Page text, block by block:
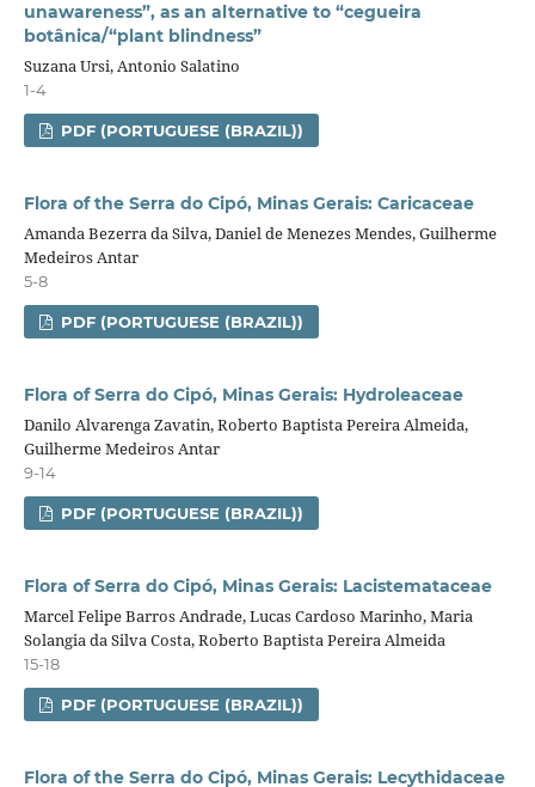
unawareness”, as an alternative to “cegueira
botânica/“plant blindness”
Suzana Ursi, Antonio Salatino
1-4
PDF (PORTUGUESE (BRAZIL))
Flora of the Serra do Cipó, Minas Gerais: Caricaceae
Amanda Bezerra da Silva, Daniel de Menezes Mendes, Guilherme
Medeiros Antar
5-8
PDF (PORTUGUESE (BRAZIL))
Flora of Serra do Cipó, Minas Gerais: Hydroleaceae
Danilo Alvarenga Zavatin, Roberto Baptista Pereira Almeida,
Guilherme Medeiros Antar
9-14
PDF (PORTUGUESE (BRAZIL))
Flora of Serra do Cipó, Minas Gerais: Lacistemataceae
Marcel Felipe Barros Andrade, Lucas Cardoso Marinho, Maria
Solangia da Silva Costa, Roberto Baptista Pereira Almeida
15-18
PDF (PORTUGUESE (BRAZIL))
Flora of the Serra do Cipó, Minas Gerais: Lecythidaceae